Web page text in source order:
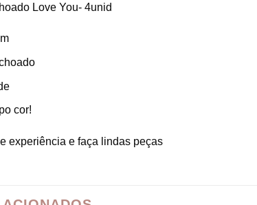
Love You- 4unid
cor!
experiência e faça lindas peças